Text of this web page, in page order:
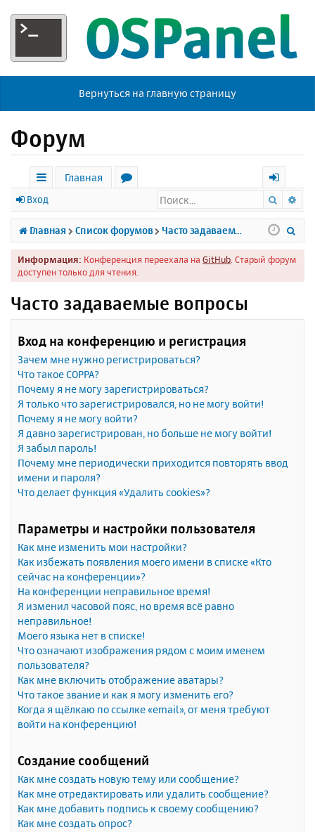
Вернуться на главную страницу
Форум
с
ы
л
к
Главная
р
у
м
х
о
д
Вход Поиск
Главная Список форумов Часто задаваемые вопросы
Информация: Конференция переехала на GitHub . Старый форум
доступен только для чтения.
Часто задаваемые вопросы
Вход на конференцию и регистрация
Зачем мне нужно регистрироваться?
Что такое COPPA?
Почему я не могу зарегистрироваться?
Я только что зарегистрировался, но не могу войти!
Почему я не могу войти?
Я давно зарегистрирован, но больше не могу войти!
Я забыл пароль!
Почему мне периодически приходится повторять ввод
имени и пароля?
Что делает функция «Удалить cookies»?
Параметры и настройки пользователя
Как мне изменить мои настройки?
Как избежать появления моего имени в списке «Кто
сейчас на конференции»?
На конференции неправильное время!
Я изменил часовой пояс, но время всё равно
неправильное!
Моего языка нет в списке!
Что означают изображения рядом с моим именем
пользователя?
Как мне включить отображение аватары?
Что такое звание и как я могу изменить его?
Когда я щёлкаю по ссылке «email», от меня требуют
войти на конференцию!
Создание сообщений
Как мне создать новую тему или сообщение?
Как мне отредактировать или удалить сообщение?
Как мне добавить подпись к своему сообщению?
Как мне создать опрос?